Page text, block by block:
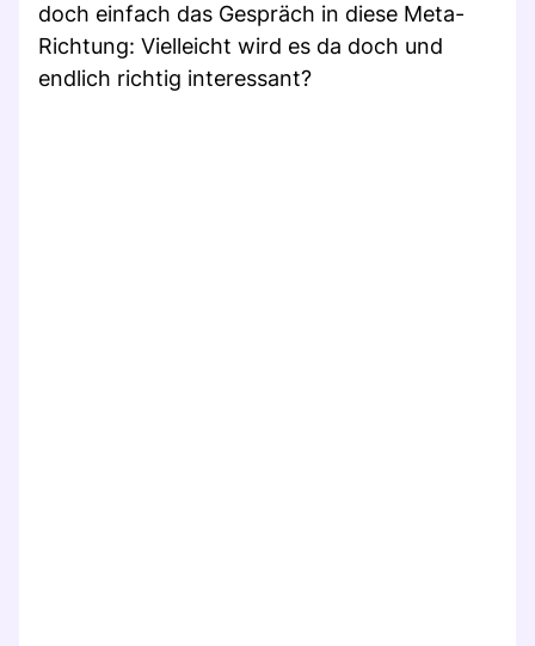
doch einfach das Gespräch in diese Meta-
Richtung: Vielleicht wird es da doch und
endlich richtig interessant?